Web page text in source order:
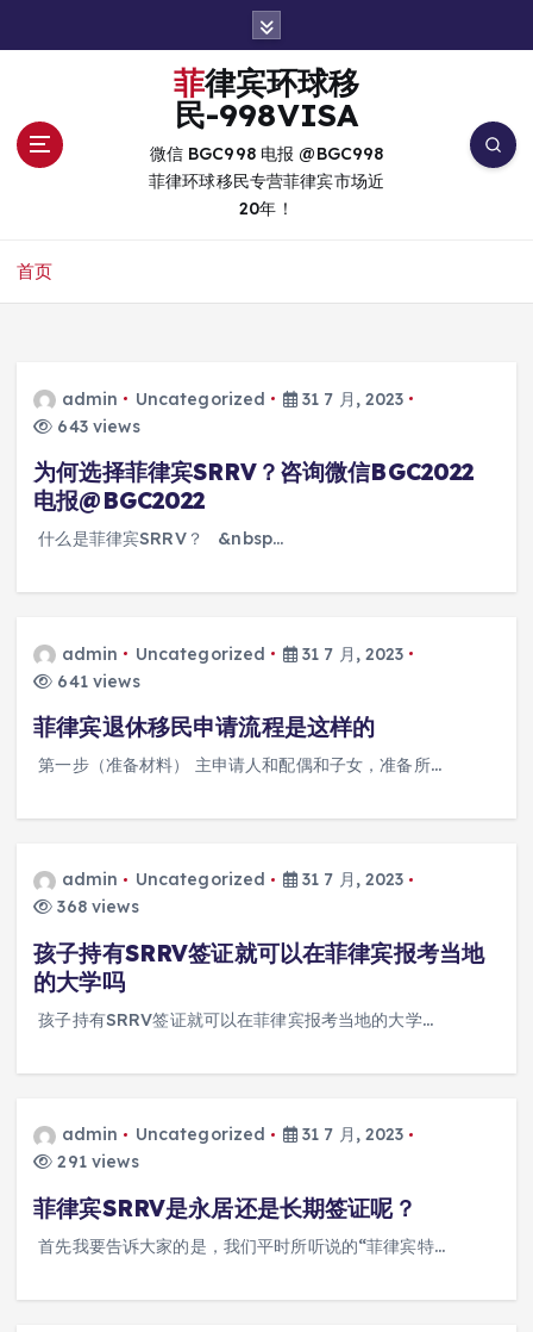
菲律宾环球移
民-998VISA
微信 BGC998 电报 @BGC998
菲律环球移民专营菲律宾市场近
20年！
首页
admin Uncategorized
31 7 月, 2023
643 views
为何选择菲律宾SRRV？咨询微信BGC2022
电报@BGC2022
什么是菲律宾SRRV？ &nbsp…
admin Uncategorized
31 7 月, 2023
641 views
菲律宾退休移民申请流程是这样的
第一步（准备材料） 主申请人和配偶和子女，准备所…
admin Uncategorized
31 7 月, 2023
368 views
孩子持有SRRV签证就可以在菲律宾报考当地
的大学吗
孩子持有SRRV签证就可以在菲律宾报考当地的大学…
admin Uncategorized
31 7 月, 2023
291 views
菲律宾SRRV是永居还是长期签证呢？
首先我要告诉大家的是，我们平时所听说的“菲律宾特…